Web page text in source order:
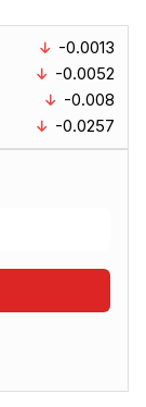
-0.0013
-0.0052
-0.008
-0.0257